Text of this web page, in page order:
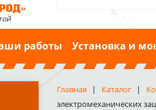
работы Установка и
Главная Каталог
электромеханических